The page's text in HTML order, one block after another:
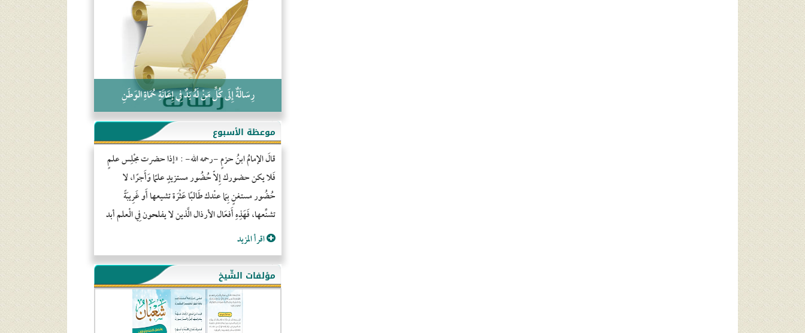
التَّعْلِيمُ القُرْآنِي
كلمة إلى إخواني السلفيين في الجزائر
رِسَالَةٌ إِلَى كُلِّ مَنْ لَهُ يَدٌ فِي إِعَانَةِ حُمَاةِ الوَطَنِ
موعظة الأسبوع
قالَ الإمامُ ابنُ حزمٍ -رحمه الله- : «إذا حضرت مجْلِس علمٍ
فَلا يكن حضورك إِلاّ حُضُور مستزيدٍ علمًا وَأَجرًا، لا
حُضُور مستغنٍ بِمَا عنْدك طَالبًا عَثْرَة تشيعها أَو غَرِيبَةً
تشنِّعها، فَهَذِهِ أَفعَال الأرذال الَّذين لا يفلحون فِي الْعلم أبد
اقرأ المزيد
مؤلفات الشّيخ